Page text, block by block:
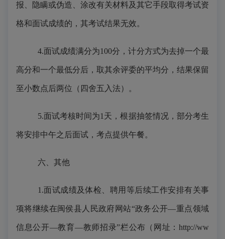
报、隐瞒或伪造、涂改有关材料及其它手段取得考试资
格和面试成绩的，其考试结果无效。
4.面试成绩满分为100分，计分方式为去掉一个最
高分和一个最低分后，取其余评委的平均分，结果保留
至小数点后两位（四舍五入法）。
5.面试考核时间为1天，根据抽签情况，部分考生
将安排中午之后面试，考点提供午餐。
六、其他
1.面试成绩及体检、聘用等后续工作安排有关事
项将继续在闽侯县人民政府网站“政务公开—重点领域
信息公开—教育—教师招录”栏公布 （网址：http://ww